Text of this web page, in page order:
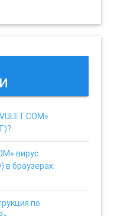
вирус
в браузерах:
по